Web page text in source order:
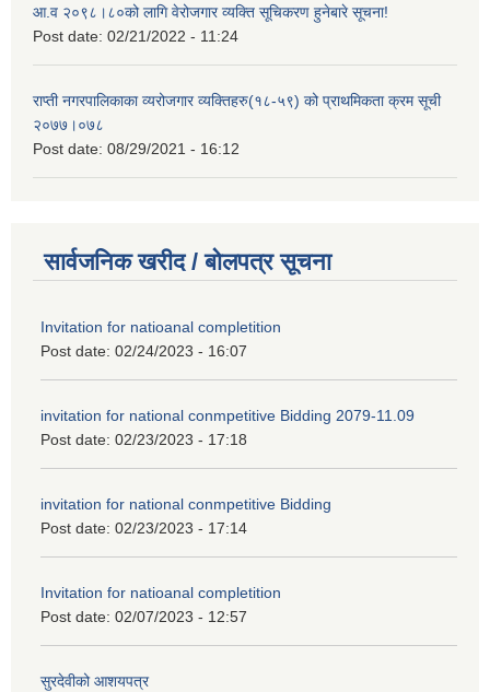
आ.व २०९८।८०को लागि वेरोजगार व्यक्ति सूचिकरण हुनेबारे सूचना!
Post date: 02/21/2022 - 11:24
राप्ती नगरपालिकाका व्यरोजगार व्यक्तिहरु(१८-५९) को प्राथमिकता क्रम सूची
२०७७।०७८
Post date: 08/29/2021 - 16:12
सार्वजनिक खरीद / बोलपत्र सूचना
Invitation for natioanal completition
Post date: 02/24/2023 - 16:07
invitation for national conmpetitive Bidding 2079-11.09
Post date: 02/23/2023 - 17:18
invitation for national conmpetitive Bidding
Post date: 02/23/2023 - 17:14
Invitation for natioanal completition
Post date: 02/07/2023 - 12:57
सुरदेवीको आशयपत्र